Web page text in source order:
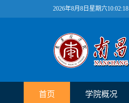
2026年8月8日星期六10:02:19
首页 学院概况